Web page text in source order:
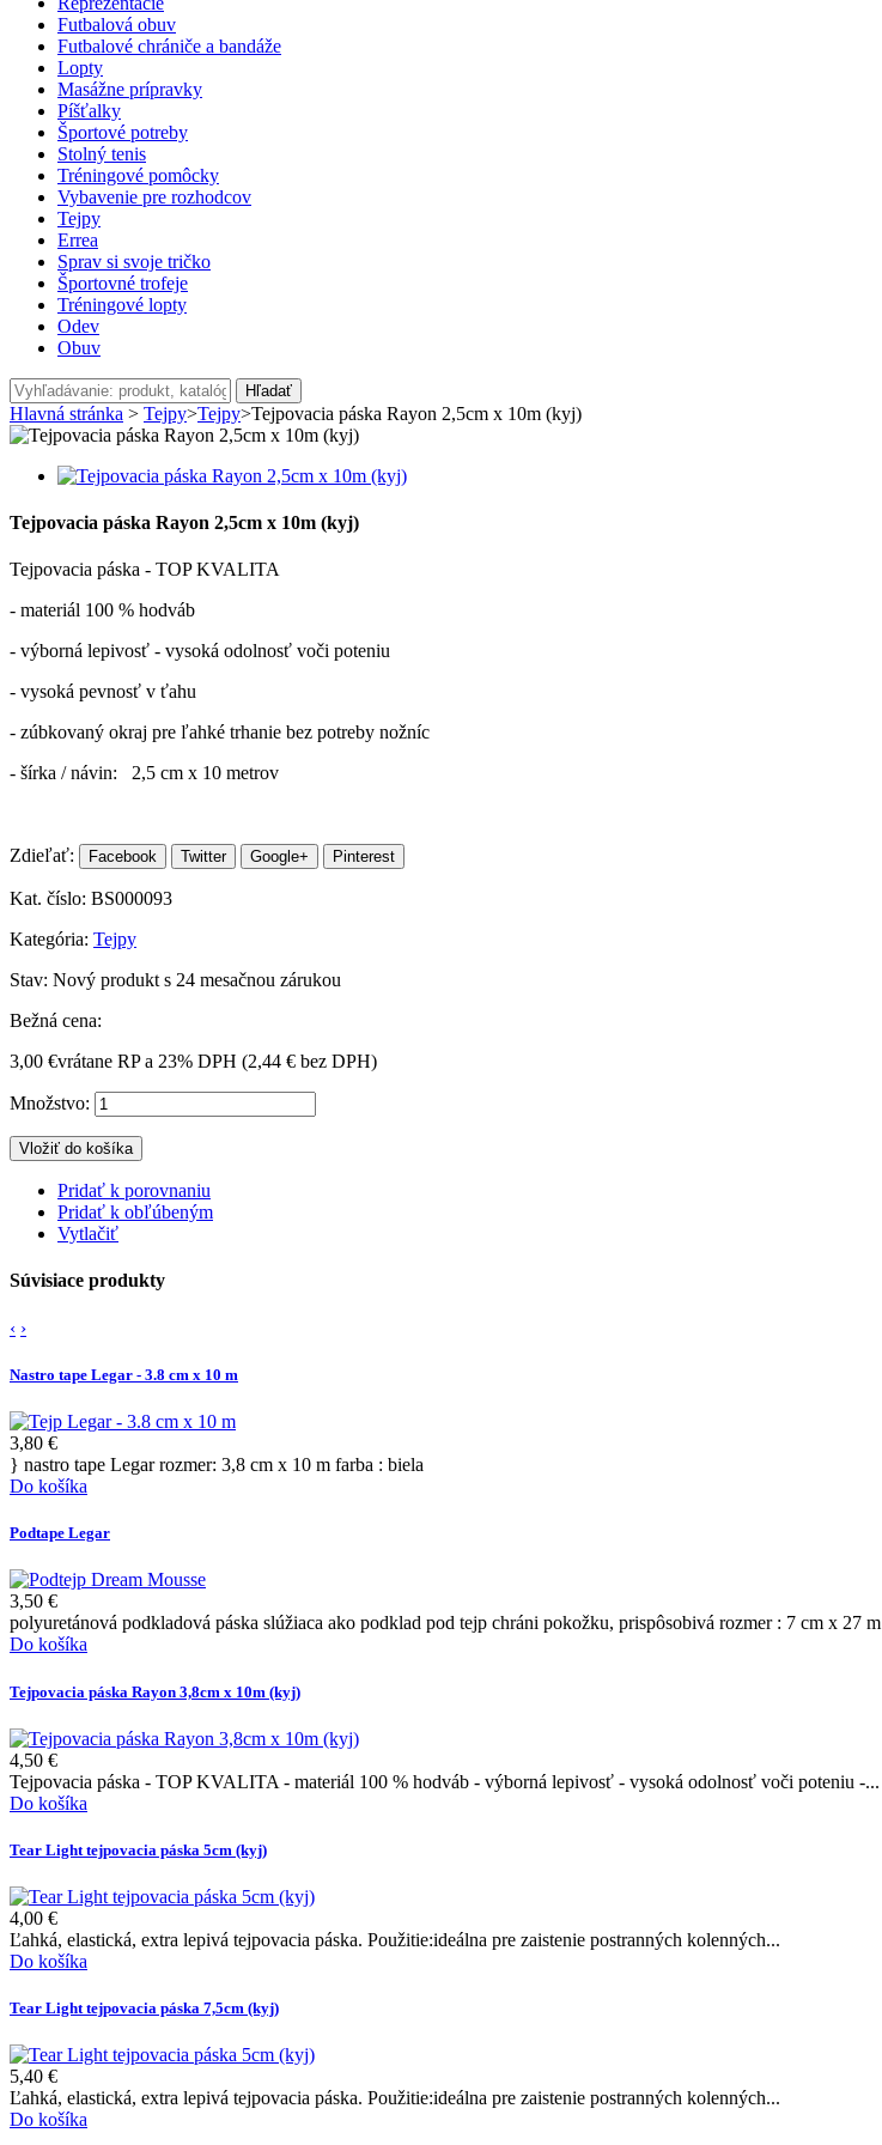
Futbalová obuv
Futbalové chrániče a bandáže
Lopty
Masážne prípravky
Píšťalky
Športové potreby
Stolný tenis
Tréningové pomôcky
Vybavenie pre rozhodcov
Tejpy
Errea
Sprav si svoje tričko
Športovné trofeje
Tréningové lopty
Odev
Obuv
Hľadať
Hlavná stránka > Tejpy>Tejpy>Tejpovacia páska Rayon 2,5cm x 10m (kyj)
Tejpovacia páska Rayon 2,5cm x 10m (kyj)
Tejpovacia páska - TOP KVALITA
- materiál 100 % hodváb
- výborná lepivosť - vysoká odolnosť voči poteniu
- vysoká pevnosť v ťahu
- zúbkovaný okraj pre ľahké trhanie bez potreby nožníc
- šírka / návin: 2,5 cm x 10 metrov
Zdieľať: Facebook Twitter Google+ Pinterest
Kat. číslo: BS000093
Kategória: Tejpy
Stav: Nový produkt s 24 mesačnou zárukou
Bežná cena:
3,00 €vrátane RP a 23% DPH (2,44 € bez DPH)
Množstvo:
Vložiť do košíka
Pridať k porovnaniu
Pridať k obľúbeným
Vytlačiť
Súvisiace produkty
‹ ›
Nastro tape Legar - 3.8 cm x 10 m
3,80 €
} nastro tape Legar rozmer: 3,8 cm x 10 m farba : biela
Do košíka
Podtape Legar
3,50 €
polyuretánová podkladová páska slúžiaca ako podklad pod tejp chráni pokožku, prispôsobivá rozmer : 7 cm x 27 m
Do košíka
Tejpovacia páska Rayon 3,8cm x 10m (kyj)
4,50 €
Tejpovacia páska - TOP KVALITA - materiál 100 % hodváb - výborná lepivosť - vysoká odolnosť voči poteniu -...
Do košíka
Tear Light tejpovacia páska 5cm (kyj)
4,00 €
Ľahká, elastická, extra lepivá tejpovacia páska. Použitie:ideálna pre zaistenie postranných kolenných...
Do košíka
Tear Light tejpovacia páska 7,5cm (kyj)
5,40 €
Ľahká, elastická, extra lepivá tejpovacia páska. Použitie:ideálna pre zaistenie postranných kolenných...
Do košíka